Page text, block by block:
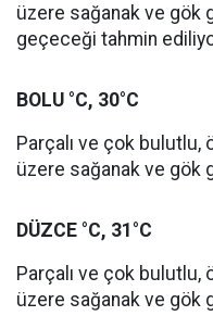
üzere sağanak ve gök
geçeceği tahmin
BOLU °C, 30°C
Parçalı ve çok
üzere sağanak ve gök
DÜZCE °C, 31°C
Parçalı ve çok
üzere sağanak ve gök